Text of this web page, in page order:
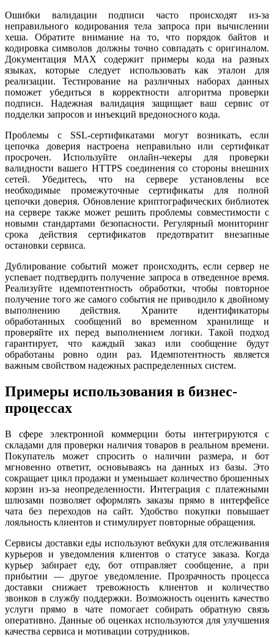
Ошибки валидации подписи часто происходят из-за
неправильного кодирования тела запроса при вычислении
хеша. Обратите внимание на то, что порядок байтов и
кодировка символов должны точно совпадать с оригиналом.
Документация MAX содержит примеры кода на разных
языках, которые следует использовать как эталон для
реализации. Тестирование на различных наборах данных
поможет убедиться в корректности алгоритма проверки
подписи. Надежная валидация защищает ваш сервис от
подделки запросов и инъекций вредоносного кода.
Проблемы с SSL-сертификатами могут возникать, если
цепочка доверия настроена неправильно или сертификат
просрочен. Используйте онлайн-чекеры для проверки
валидности вашего HTTPS соединения со стороны внешних
сетей. Убедитесь, что на сервере установлены все
необходимые промежуточные сертификаты для полной
цепочки доверия. Обновление криптографических библиотек
на сервере также может решить проблемы совместимости с
новыми стандартами безопасности. Регулярный мониторинг
срока действия сертификатов предотвратит внезапные
остановки сервиса.
Дублирование событий может происходить, если сервер не
успевает подтвердить получение запроса в отведенное время.
Реализуйте идемпотентность обработки, чтобы повторное
получение того же самого события не приводило к двойному
выполнению действия. Храните идентификаторы
обработанных сообщений во временном хранилище и
проверяйте их перед выполнением логики. Такой подход
гарантирует, что каждый заказ или сообщение будут
обработаны ровно один раз. Идемпотентность является
важным свойством надежных распределенных систем.
Примеры использования в бизнес-
процессах
В сфере электронной коммерции боты интегрируются с
складами для проверки наличия товаров в реальном времени.
Покупатель может спросить о наличии размера, и бот
мгновенно ответит, основываясь на данных из базы. Это
сокращает цикл продажи и уменьшает количество брошенных
корзин из-за неопределенности. Интеграция с платежными
шлюзами позволяет оформлять заказы прямо в интерфейсе
чата без переходов на сайт. Удобство покупки повышает
лояльность клиентов и стимулирует повторные обращения.
Сервисы доставки еды используют вебхуки для отслеживания
курьеров и уведомления клиентов о статусе заказа. Когда
курьер забирает еду, бот отправляет сообщение, а при
прибытии — другое уведомление. Прозрачность процесса
доставки снижает тревожность клиентов и количество
звонков в службу поддержки. Возможность оценить качество
услуги прямо в чате помогает собирать обратную связь
оперативно. Данные об оценках используются для улучшения
качества сервиса и мотивации сотрудников.